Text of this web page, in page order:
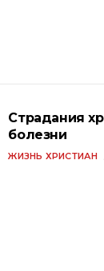
Страдания
болезни
ЖИЗНЬ ХРИСТИАН